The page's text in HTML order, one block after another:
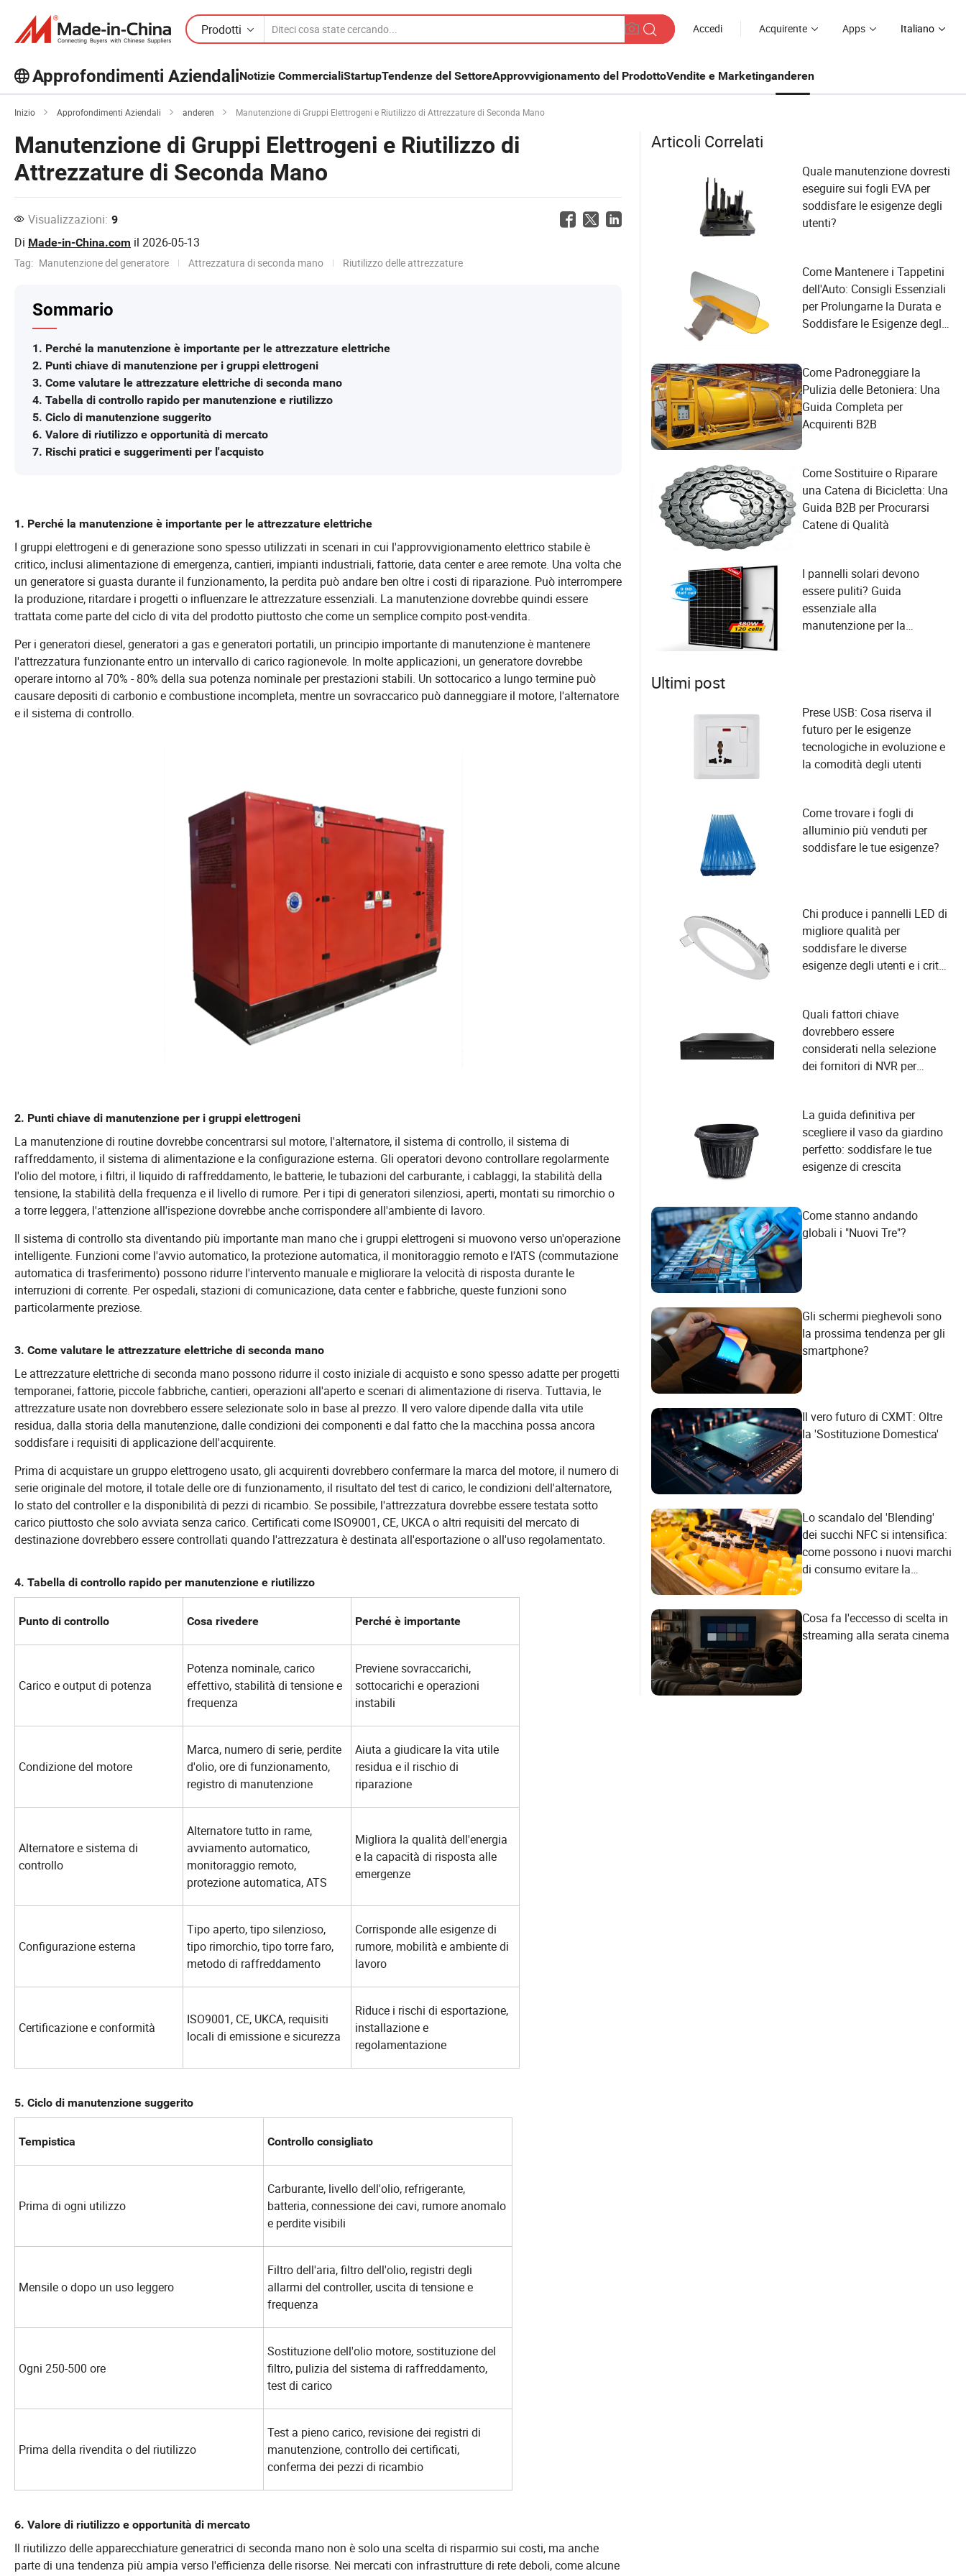
Prodotti Accedi Acquirente Apps Italiano
Approfondimenti AziendaliNotizie CommercialiStartupTendenze del SettoreApprovvigionamento del ProdottoVendite e Marketinganderen
Scopri altri articoli popolari sugli
Visualizza altro
Inizio Approfondimenti Aziendali anderen Manutenzione di Gruppi Elettrogeni e Riutilizzo di Attrezzature di Seconda Mano
Manutenzione di Gruppi Elettrogeni e Riutilizzo di
Attrezzature di Seconda Mano
Visualizzazioni: 9
Di Made-in-China.com il 2026-05-13
Tag: Manutenzione del generatore Attrezzatura di seconda mano Riutilizzo delle attrezzature
Sommario
1. Perché la manutenzione è importante per le attrezzature elettriche
2. Punti chiave di manutenzione per i gruppi elettrogeni
3. Come valutare le attrezzature elettriche di seconda mano
4. Tabella di controllo rapido per manutenzione e riutilizzo
5. Ciclo di manutenzione suggerito
6. Valore di riutilizzo e opportunità di mercato
7. Rischi pratici e suggerimenti per l'acquisto
1. Perché la manutenzione è importante per le attrezzature elettriche
I gruppi elettrogeni e di generazione sono spesso utilizzati in scenari in cui l'approvvigionamento elettrico stabile è
critico, inclusi alimentazione di emergenza, cantieri, impianti industriali, fattorie, data center e aree remote. Una volta che
un generatore si guasta durante il funzionamento, la perdita può andare ben oltre i costi di riparazione. Può interrompere
la produzione, ritardare i progetti o influenzare le attrezzature essenziali. La manutenzione dovrebbe quindi essere
trattata come parte del ciclo di vita del prodotto piuttosto che come un semplice compito post-vendita.
Per i generatori diesel, generatori a gas e generatori portatili, un principio importante di manutenzione è mantenere
l'attrezzatura funzionante entro un intervallo di carico ragionevole. In molte applicazioni, un generatore dovrebbe
operare intorno al 70% - 80% della sua potenza nominale per prestazioni stabili. Un sottocarico a lungo termine può
causare depositi di carbonio e combustione incompleta, mentre un sovraccarico può danneggiare il motore, l'alternatore
e il sistema di controllo.
2. Punti chiave di manutenzione per i gruppi elettrogeni
La manutenzione di routine dovrebbe concentrarsi sul motore, l'alternatore, il sistema di controllo, il sistema di
raffreddamento, il sistema di alimentazione e la configurazione esterna. Gli operatori devono controllare regolarmente
l'olio del motore, i filtri, il liquido di raffreddamento, le batterie, le tubazioni del carburante, i cablaggi, la stabilità della
tensione, la stabilità della frequenza e il livello di rumore. Per i tipi di generatori silenziosi, aperti, montati su rimorchio o
a torre leggera, l'attenzione all'ispezione dovrebbe anche corrispondere all'ambiente di lavoro.
Il sistema di controllo sta diventando più importante man mano che i gruppi elettrogeni si muovono verso un'operazione
intelligente. Funzioni come l'avvio automatico, la protezione automatica, il monitoraggio remoto e l'ATS (commutazione
automatica di trasferimento) possono ridurre l'intervento manuale e migliorare la velocità di risposta durante le
interruzioni di corrente. Per ospedali, stazioni di comunicazione, data center e fabbriche, queste funzioni sono
particolarmente preziose.
3. Come valutare le attrezzature elettriche di seconda mano
Le attrezzature elettriche di seconda mano possono ridurre il costo iniziale di acquisto e sono spesso adatte per progetti
temporanei, fattorie, piccole fabbriche, cantieri, operazioni all'aperto e scenari di alimentazione di riserva. Tuttavia, le
attrezzature usate non dovrebbero essere selezionate solo in base al prezzo. Il vero valore dipende dalla vita utile
residua, dalla storia della manutenzione, dalle condizioni dei componenti e dal fatto che la macchina possa ancora
soddisfare i requisiti di applicazione dell'acquirente.
Prima di acquistare un gruppo elettrogeno usato, gli acquirenti dovrebbero confermare la marca del motore, il numero di
serie originale del motore, il totale delle ore di funzionamento, il risultato del test di carico, le condizioni dell'alternatore,
lo stato del controller e la disponibilità di pezzi di ricambio. Se possibile, l'attrezzatura dovrebbe essere testata sotto
carico piuttosto che solo avviata senza carico. Certificati come ISO9001, CE, UKCA o altri requisiti del mercato di
destinazione dovrebbero essere controllati quando l'attrezzatura è destinata all'esportazione o all'uso regolamentato.
4. Tabella di controllo rapido per manutenzione e riutilizzo
Punto di controllo Cosa rivedere Perché è importante
Carico e output di potenza
Potenza nominale, carico
effettivo, stabilità di tensione e
frequenza
Previene sovraccarichi,
sottocarichi e operazioni
instabili
Condizione del motore
Marca, numero di serie, perdite
d'olio, ore di funzionamento,
registro di manutenzione
Aiuta a giudicare la vita utile
residua e il rischio di
riparazione
Alternatore e sistema di
controllo
Alternatore tutto in rame,
avviamento automatico,
monitoraggio remoto,
protezione automatica, ATS
Migliora la qualità dell'energia
e la capacità di risposta alle
emergenze
Configurazione esterna
Tipo aperto, tipo silenzioso,
tipo rimorchio, tipo torre faro,
metodo di raffreddamento
Corrisponde alle esigenze di
rumore, mobilità e ambiente di
lavoro
Certificazione e conformità
ISO9001, CE, UKCA, requisiti
locali di emissione e sicurezza
Riduce i rischi di esportazione,
installazione e
regolamentazione
5. Ciclo di manutenzione suggerito
Tempistica Controllo consigliato
Prima di ogni utilizzo
Carburante, livello dell'olio, refrigerante,
batteria, connessione dei cavi, rumore anomalo
e perdite visibili
Mensile o dopo un uso leggero
Filtro dell'aria, filtro dell'olio, registri degli
allarmi del controller, uscita di tensione e
frequenza
Ogni 250-500 ore
Sostituzione dell'olio motore, sostituzione del
filtro, pulizia del sistema di raffreddamento,
test di carico
Prima della rivendita o del riutilizzo
Test a pieno carico, revisione dei registri di
manutenzione, controllo dei certificati,
conferma dei pezzi di ricambio
6. Valore di riutilizzo e opportunità di mercato
Il riutilizzo delle apparecchiature generatrici di seconda mano non è solo una scelta di risparmio sui costi, ma anche
parte di una tendenza più ampia verso l'efficienza delle risorse. Nei mercati con infrastrutture di rete deboli, come alcune
Articoli Correlati
Quale manutenzione dovresti
eseguire sui fogli EVA per
soddisfare le esigenze degli
utenti?
Come Mantenere i Tappetini
dell'Auto: Consigli Essenziali
per Prolungarne la Durata e
Soddisfare le Esigenze degli
Come Padroneggiare la
Pulizia delle Betoniera: Una
Guida Completa per
Acquirenti B2B
Come Sostituire o Riparare
una Catena di Bicicletta: Una
Guida B2B per Procurarsi
Catene di Qualità
I pannelli solari devono
essere puliti? Guida
essenziale alla
manutenzione per la
Ultimi post
Prese USB: Cosa riserva il
futuro per le esigenze
tecnologiche in evoluzione e
la comodità degli utenti
Come trovare i fogli di
alluminio più venduti per
soddisfare le tue esigenze?
Chi produce i pannelli LED di
migliore qualità per
soddisfare le diverse
esigenze degli utenti e i criteri
Quali fattori chiave
dovrebbero essere
considerati nella selezione
dei fornitori di NVR per
La guida definitiva per
scegliere il vaso da giardino
perfetto: soddisfare le tue
esigenze di crescita
Come stanno andando
globali i "Nuovi Tre"?
Gli schermi pieghevoli sono
la prossima tendenza per gli
smartphone?
Il vero futuro di CXMT: Oltre
la 'Sostituzione Domestica'
Lo scandalo del 'Blending'
dei succhi NFC si intensifica:
come possono i nuovi marchi
di consumo evitare la
Cosa fa l'eccesso di scelta in
streaming alla serata cinema